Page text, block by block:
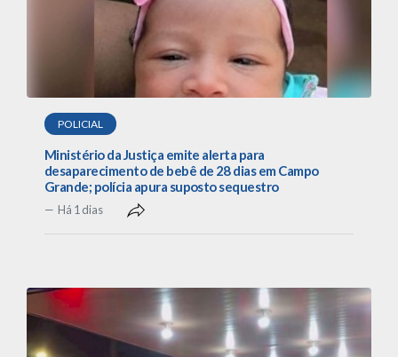
POLICIAL
Ministério da Justiça emite alerta para
desaparecimento de bebê de 28 dias em Campo
Grande; polícia apura suposto sequestro
Há 1 dias